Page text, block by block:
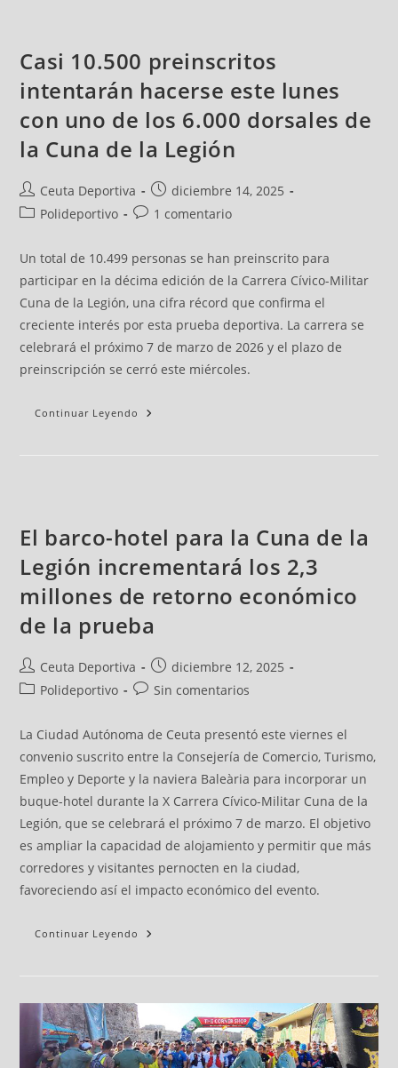
Casi 10.500 preinscritos
intentarán hacerse este lunes
con uno de los 6.000 dorsales de
la Cuna de la Legión
Ceuta Deportiva
diciembre 14, 2025
Polideportivo
1 comentario
Un total de 10.499 personas se han preinscrito para
participar en la décima edición de la Carrera Cívico-Militar
Cuna de la Legión, una cifra récord que confirma el
creciente interés por esta prueba deportiva. La carrera se
celebrará el próximo 7 de marzo de 2026 y el plazo de
preinscripción se cerró este miércoles.
Continuar Leyendo
El barco-hotel para la Cuna de la
Legión incrementará los 2,3
millones de retorno económico
de la prueba
Ceuta Deportiva
diciembre 12, 2025
Polideportivo
Sin comentarios
La Ciudad Autónoma de Ceuta presentó este viernes el
convenio suscrito entre la Consejería de Comercio, Turismo,
Empleo y Deporte y la naviera Baleària para incorporar un
buque-hotel durante la X Carrera Cívico-Militar Cuna de la
Legión, que se celebrará el próximo 7 de marzo. El objetivo
es ampliar la capacidad de alojamiento y permitir que más
corredores y visitantes pernocten en la ciudad,
favoreciendo así el impacto económico del evento.
Continuar Leyendo